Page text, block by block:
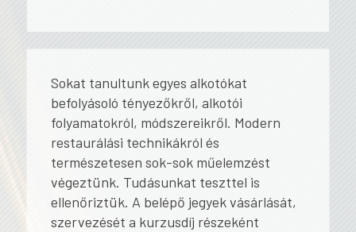
Sokat tanultunk egyes alkotókat
befolyásoló tényezőkről, alkotói
folyamatokról, módszereikről. Modern
restaurálási technikákról és
természetesen sok-sok műelemzést
végeztünk. Tudásunkat teszttel is
ellenőriztük. A belépő jegyek vásárlását,
szervezését a kurzusdíj részeként